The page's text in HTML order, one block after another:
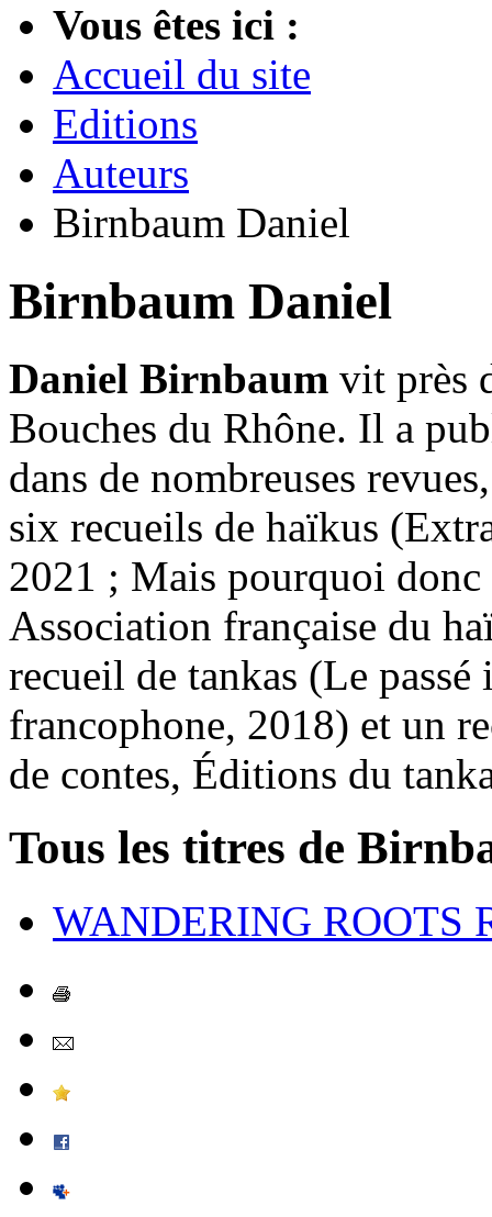
Vous êtes ici :
Accueil du site
Editions
Auteurs
Birnbaum Daniel
Birnbaum Daniel
Daniel Birnbaum vit près
Bouches du Rhône. Il a
dans de nombreuses
six recueils de haïkus
2021 ; Mais pourquoi donc
Association française du
recueil de tankas (Le
francophone, 2018) et un
de contes, Éditions du
Tous les titres de
WANDERING ROOTS